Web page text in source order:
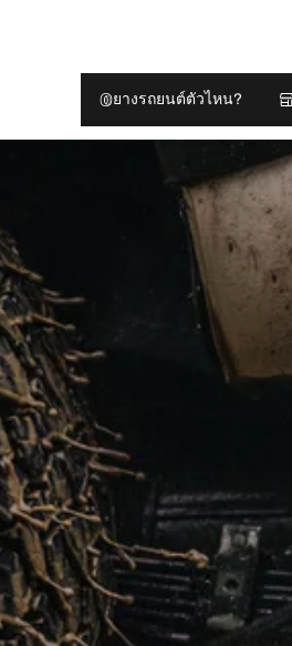
ยางรถยนต์ตัวไหน?